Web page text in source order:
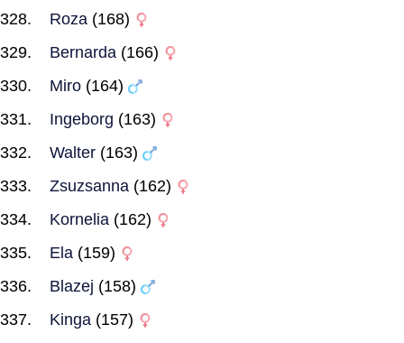
Roza (168)
Bernarda (166)
Miro (164)
Ingeborg (163)
Walter (163)
Zsuzsanna (162)
Kornelia (162)
Ela (159)
Blazej (158)
Kinga (157)